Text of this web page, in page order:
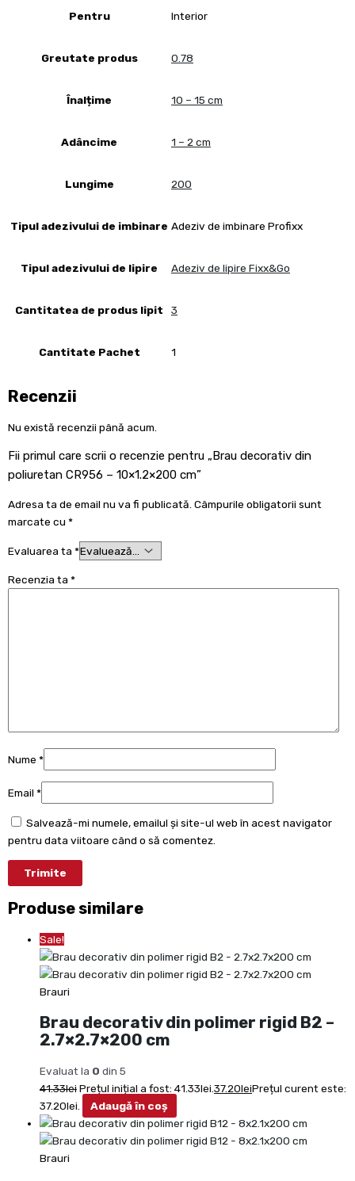
Pentru Interior
Greutate produs 0.78
Înalțime 10 – 15 cm
Adâncime 1 – 2 cm
Lungime 200
Tipul adezivului de imbinare Adeziv de imbinare Profixx
Tipul adezivului de lipire Adeziv de lipire Fixx&Go
Cantitatea de produs lipit 3
Cantitate Pachet 1
Recenzii
Nu există recenzii până acum.
Fii primul care scrii o recenzie pentru „Brau decorativ din
poliuretan CR956 – 10×1.2×200 cm”
Adresa ta de email nu va fi publicată. Câmpurile obligatorii sunt
marcate cu *
Evaluarea ta *
Recenzia ta *
Nume *
Email *
Salvează-mi numele, emailul și site-ul web în acest navigator
pentru data viitoare când o să comentez.
Produse similare
Sale!
Brauri
Brau decorativ din polimer rigid B2 –
2.7×2.7×200 cm
Evaluat la 0 din 5
41.33leiPrețul inițial a fost: 41.33lei. 37.20leiPrețul curent este:
37.20lei.
Adaugă în coș
Brauri